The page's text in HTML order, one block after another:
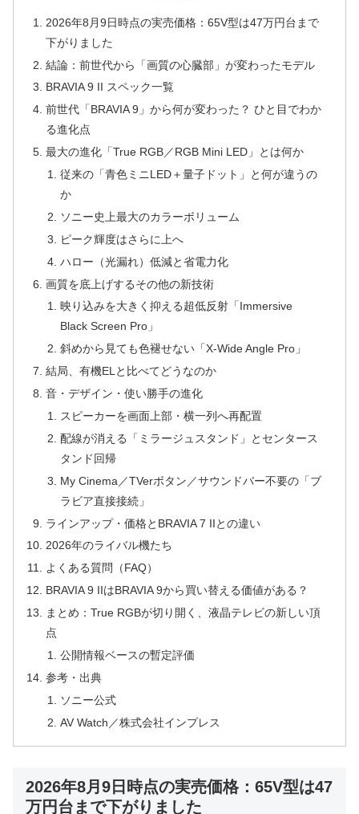
2026年8月9日時点の実売価格：65V型は47万円台まで
下がりました
結論：前世代から「画質の心臓部」が変わったモデル
BRAVIA 9 II スペック一覧
前世代「BRAVIA 9」から何が変わった？ ひと目でわか
る進化点
最大の進化「True RGB／RGB Mini LED」とは何か
従来の「青色ミニLED＋量子ドット」と何が違うの
か
ソニー史上最大のカラーボリューム
ピーク輝度はさらに上へ
ハロー（光漏れ）低減と省電力化
画質を底上げするその他の新技術
映り込みを大きく抑える超低反射「Immersive
Black Screen Pro」
斜めから見ても色褪せない「X-Wide Angle Pro」
結局、有機ELと比べてどうなのか
音・デザイン・使い勝手の進化
スピーカーを画面上部・横一列へ再配置
配線が消える「ミラージュスタンド」とセンタース
タンド回帰
My Cinema／TVerボタン／サウンドバー不要の「ブ
ラビア直接接続」
ラインアップ・価格とBRAVIA 7 IIとの違い
2026年のライバル機たち
よくある質問（FAQ）
BRAVIA 9 IIはBRAVIA 9から買い替える価値がある？
まとめ：True RGBが切り開く、液晶テレビの新しい頂
点
公開情報ベースの暫定評価
参考・出典
ソニー公式
AV Watch／株式会社インプレス
2026年8月9日時点の実売価格：65V型は47
万円台まで下がりました